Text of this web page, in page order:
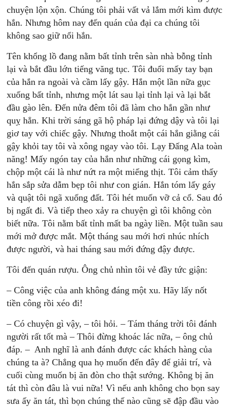
chuyện lộn xộn. Chúng tôi phải vất vả lắm mới kìm được
hắn. Nhưng hôm nay đến quán của đại ca chúng tôi
không sao giữ nổi hắn.
Tên khổng lồ đang nằm bất tỉnh trên sàn nhà bỗng tỉnh
lại và bắt đầu lớn tiếng văng tục. Tôi đuổi mấy tay bạn
của hắn ra ngoài và cầm lấy gậy. Hắn một lần nữa gục
xuống bất tỉnh, nhưng một lát sau lại tỉnh lại và lại bắt
đầu gào lên. Đến nửa đêm tôi đã làm cho hắn gần như
quỵ hẳn. Khi trời sáng gã hộ pháp lại đứng dậy và tôi lại
giơ tay với chiếc gậy. Nhưng thoắt một cái hắn giằng cái
gậy khỏi tay tôi và xông ngay vào tôi. Lạy Đấng Ala toàn
năng! Mấy ngón tay của hắn như những cái gọng kìm,
chộp một cái là như nứt ra một miếng thịt. Tôi cảm thấy
hắn sắp sửa dẫm bẹp tôi như con gián. Hắn tóm lấy gáy
và quật tôi ngã xuống đất. Tôi hét muốn vỡ cả cổ. Sau đó
bị ngất đi. Và tiếp theo xảy ra chuyện gì tôi không còn
biết nữa. Tôi nằm bất tỉnh mất ba ngày liền. Một tuần sau
mới mở được mắt. Một tháng sau mới hơi nhúc nhích
được người, và hai tháng sau mới đứng đậy được.
Tôi đến quán rượu. Ông chủ nhìn tôi vẻ đầy tức giận:
– Công việc của anh không đáng một xu. Hãy lấy nốt
tiền công rồi xéo đi!
– Có chuyện gì vậy, – tôi hỏi. – Tám tháng trời tôi đánh
người rất tốt mà – Thôi đừng khoác lác nữa, – ông chủ
đáp. – Anh nghĩ là anh đánh được các khách hàng của
chúng ta à? Chẳng qua họ muốn đến đây để giải trí, và
cuối cùng muốn bị ăn đòn cho thật sướng. Không bị ăn
tát thì còn đâu là vui nữa! Vì nếu anh không cho bọn say
sưa ấy ăn tát, thì bọn chúng thế nào cũng sẽ đập đầu vào